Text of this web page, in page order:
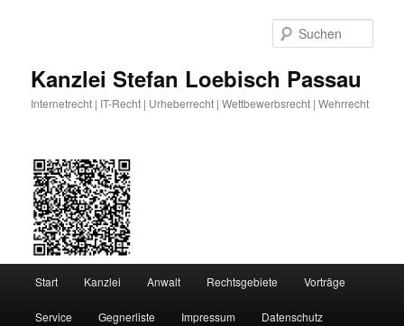
Kanzlei Stefan Loebisch Passau
Internetrecht | IT-Recht | Urheberrecht | Wettbewerbsrecht | Wehrrecht
Start Kanzlei Anwalt Rechtsgebiete Vorträge
Service Gegnerliste Impressum Datenschutz